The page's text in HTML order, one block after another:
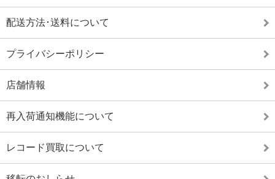
配送方法･送料について
プライバシーポリシー
店舗情報
再入荷通知機能について
レコード買取について